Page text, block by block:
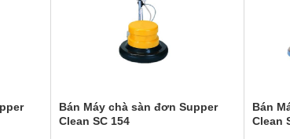
Bán Máy chà sàn đơn Supper
Clean SC 154
Bán
Clean